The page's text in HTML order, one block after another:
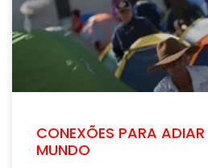
CONEXÕES PARA
MUNDO